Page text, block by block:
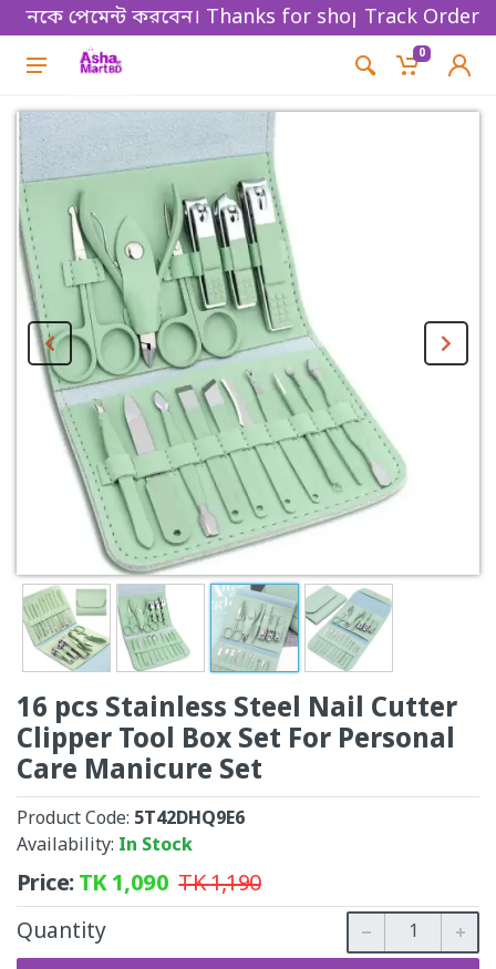
পেমেন্ট করবেন। Thanks for shopping! Track Order
0
16 pcs Stainless Steel Nail Cutter
Clipper Tool Box Set For Personal
Care Manicure Set
Product Code: 5T42DHQ9E6
Availability: In Stock
Price:TK1,090 TK1,190
Quantity